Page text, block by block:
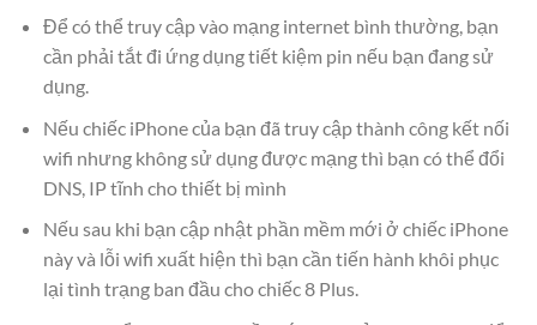
Để có thể truy cập vào mạng internet bình thường, bạn
cần phải tắt đi ứng dụng tiết kiệm pin nếu bạn đang sử
dụng.
Nếu chiếc iPhone của bạn đã truy cập thành công kết nối
wifi nhưng không sử dụng được mạng thì bạn có thể đổi
DNS, IP tĩnh cho thiết bị mình
Nếu sau khi bạn cập nhật phần mềm mới ở chiếc iPhone
này và lỗi wifi xuất hiện thì bạn cần tiến hành khôi phục
lại tình trạng ban đầu cho chiếc 8 Plus.